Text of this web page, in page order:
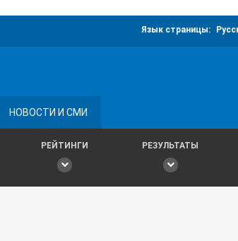
Язык страницы:
НОВОСТИ И СМИ
РЕЙТИНГИ РЕЗУЛЬТАТЫ